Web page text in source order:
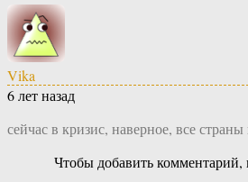
Vika
6 лет назад
сейчас в кризис, наверное, все
Чтобы добавить комментарий,